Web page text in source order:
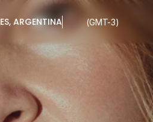
ARGENTINA (GMT-3)